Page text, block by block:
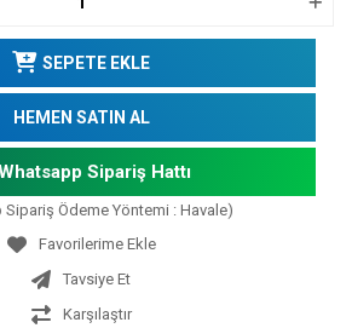
SEPETE EKLE
HEMEN SATIN AL
Sipariş Hattı
Ödeme Yöntemi : Havale)
Tavsiye Et
Karşılaştır